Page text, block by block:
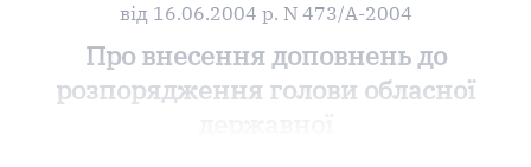
від 16.06.2004 р. N 473/А-2004
Про внесення доповнень до
розпорядження голови обласної